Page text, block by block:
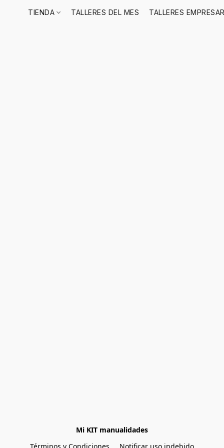
TIENDA TALLERES DEL MES TALLERES
Mi KIT manualidades